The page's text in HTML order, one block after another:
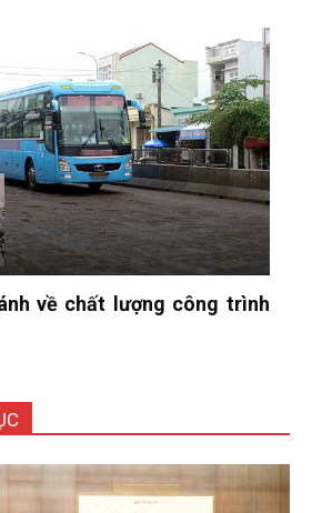
về chất lượng công trình